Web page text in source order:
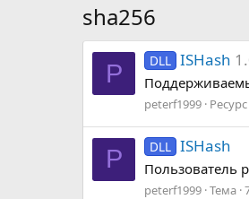
sha256
P DLL ISHash
peterf1999 Ресурс
P DLL ISHash
Пользователь
peterf1999 Тема